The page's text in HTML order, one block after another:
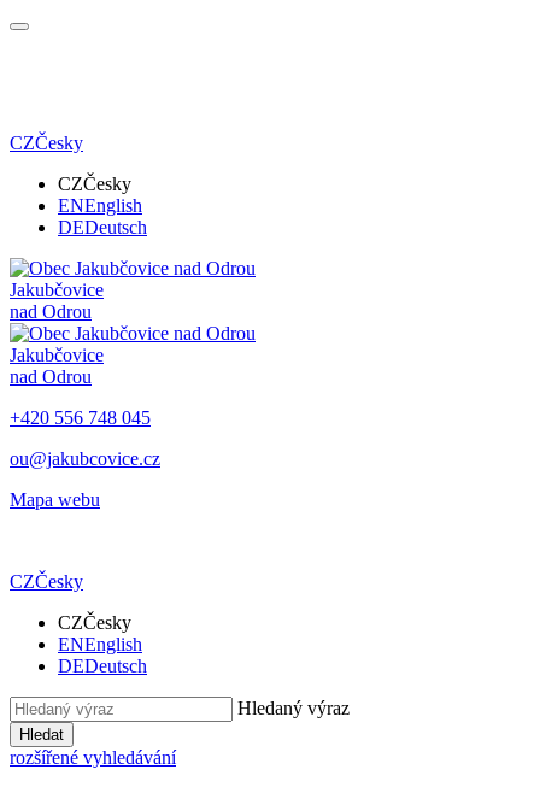
CZČesky
CZČesky
ENEnglish
DEDeutsch
Jakubčovice
nad Odrou
Jakubčovice
nad Odrou
+420 556 748 045
ou@jakubcovice.cz
Mapa webu
CZČesky
CZČesky
ENEnglish
DEDeutsch
Hledaný výraz
Hledat
rozšířené vyhledávání